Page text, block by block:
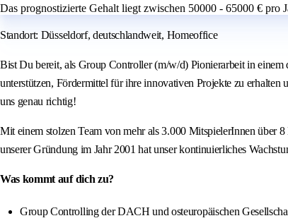
Das prognostizierte Gehalt liegt zwischen 50000 - 65000 € pro
Standort: Düsseldorf, deutschlandweit, Homeoffice
Bist Du bereit, als Group Controller (m/w/d) Pionierarbeit in
unterstützen, Fördermittel für ihre innovativen Projekte zu
uns genau richtig!
Mit einem stolzen Team von mehr als 3.000 MitspielerInnen über
unserer Gründung im Jahr 2001 hat unser kontinuierliches
Was kommt auf dich zu?
Group Controlling der DACH und osteuropäischen